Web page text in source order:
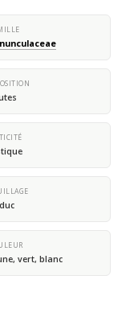
vert, blanc